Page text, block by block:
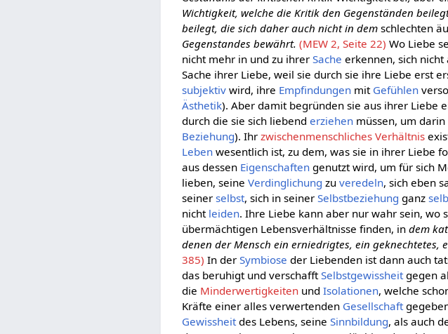
Wichtigkeit, welche die Kritik den Gegenständen
beilegt, die sich daher auch nicht in demschlechten
Gegenstandes bewährt. (MEW 2, Seite 22) Wo Liebe
nicht mehr in und zu ihrerSache erkennen, sich nicht
Sache ihrer Liebe, weil sie durch sie ihre Liebe erst
subjektiv wird, ihre Empfindungen mit Gefühlen
Ästhetik). Aber damit begründen sie aus ihrer Liebe
durch die sie sich liebenderziehen müssen, um
Beziehung). Ihrzwischenmenschliches Verhältnis
Leben wesentlich ist, zu dem, was sie in ihrer Liebe
aus dessen Eigenschaften genutzt wird, um für sich
lieben, seineVerdinglichung zuveredeln, sich eben
seinerselbst, sich in seinerSelbstbeziehung ganz
nicht leiden. Ihre Liebe kann aber nur wahr sein, wo
übermächtigen Lebensverhältnisse finden, indem
denen der Mensch ein erniedrigtes, ein geknechtetes,
385) In derSymbiose der Liebenden ist dann auch
das beruhigt und verschafftSelbstgewissheitgegen
die Minderwertigkeiten undIsolationen, welche
Kräfte einer alles verwertenden Gesellschaft
Gewissheitdes Lebens, seineSinnbildung, als auch